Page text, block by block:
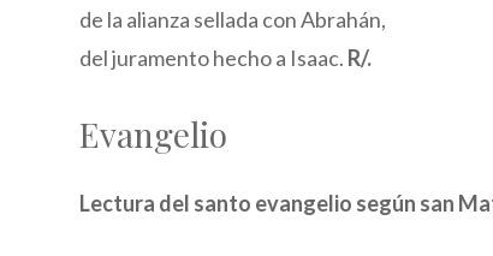
de la alianza sellada con Abrahán,
del juramento hecho a Isaac. R/.
Evangelio
Lectura del santo evangelio según san